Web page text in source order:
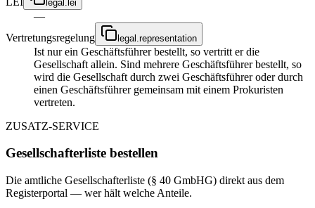
legal.lei
—
Vertretungsregelung
legal.representation
Ist nur ein Geschäftsführer bestellt, so vertritt er die
Gesellschaft allein. Sind mehrere Geschäftsführer bestellt, so
wird die Gesellschaft durch zwei Geschäftsführer oder durch
einen Geschäftsführer gemeinsam mit einem Prokuristen
vertreten.
ZUSATZ-SERVICE
Gesellschafterliste bestellen
Die amtliche Gesellschafterliste (§ 40 GmbHG) direkt aus dem
Registerportal — wer hält welche Anteile.